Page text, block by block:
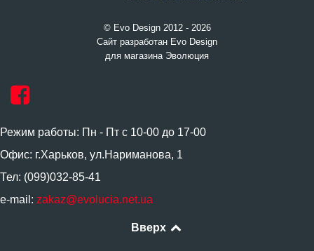
© Evo Design 2012 - 2026
Сайт разработан Evo Design
для магазина Эволюция
Режим работы: Пн - Пт с 10-00 до 17-00
Офис: г.Харьков, ул.Нариманова, 1
Тел: (099)032-85-41
e-mail: zakaz@evolucia.net.ua
Вверх